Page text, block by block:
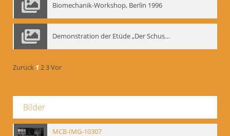
Biomechanik-Workshop, Berlin 1996
Demonstration der Etüde „Der Schuss mit dem Bogen“ durch Gennadij Nikolajewitsch Bogdanow, Berlin 1991
Zurück 123Vor
Bilder
MCB-IMG-10307